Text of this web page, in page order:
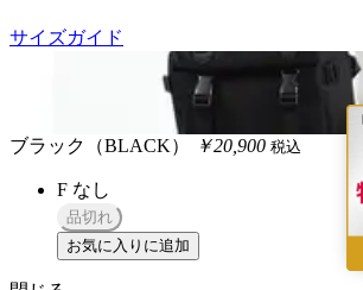
サイズガイド
ブラック（BLACK） ￥20,900 税込
F なし
品切れ
お気に入りに追加